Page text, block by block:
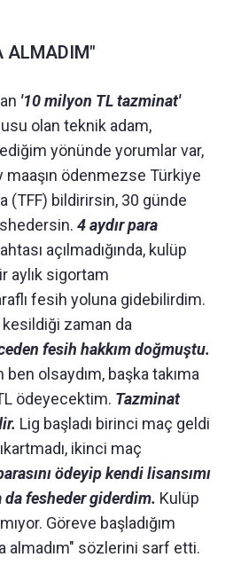
ALMADIM"
'10 milyon TL tazminat'
olan teknik adam,
yönünde yorumlar var,
maaşın ödenmezse Türkiye
(TFF) bildirirsin, 30 günde
4 aydır para
açılmadığında, kulüp
aylık sigortam
fesih yoluna gidebilirdim.
zaman da
fesih hakkım doğmuştu.
olsaydım, başka takıma
ödeyecektim. Tazminat
Lig başladı birinci maç geldi
ikinci maç
ödeyip kendi lisansımı
da fesheder giderdim. Kulüp
Göreve başladığım
almadım" sözlerini sarf etti.